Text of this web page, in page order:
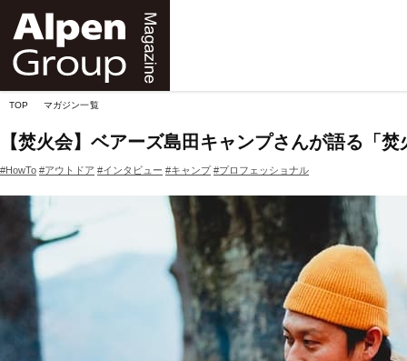
TOP マガジン一覧
【焚火会】ベアーズ島田キャンプさんが語る「焚
#HowTo #アウトドア #インタビュー #キャンプ #プロフェッショナル